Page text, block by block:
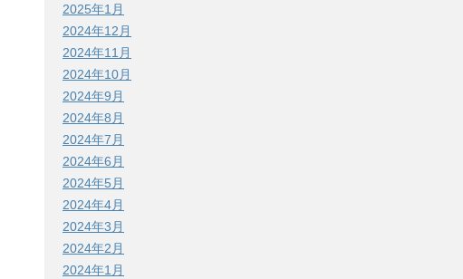
2025年1月
2024年12月
2024年11月
2024年10月
2024年9月
2024年8月
2024年7月
2024年6月
2024年5月
2024年4月
2024年3月
2024年2月
2024年1月